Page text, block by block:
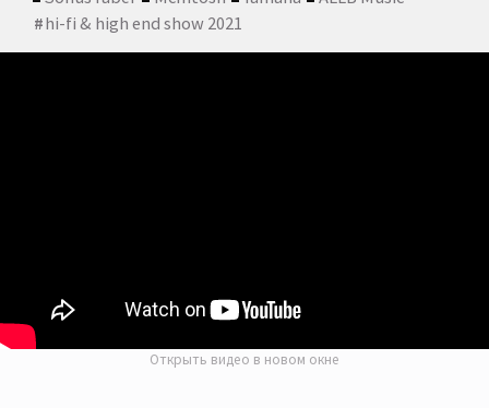
hi-fi & high end show 2021
Открыть видео в новом окне